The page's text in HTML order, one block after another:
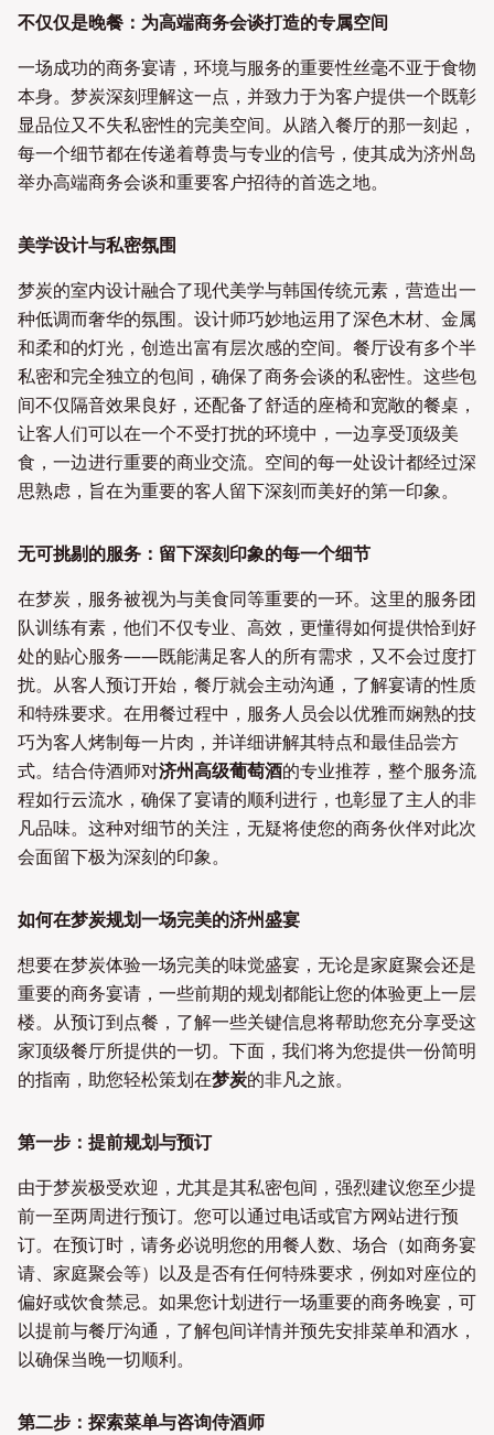
不仅仅是晚餐：为高端商务会谈打造的专属空间
一场成功的商务宴请，环境与服务的重要性丝毫不亚于食物
本身。梦炭深刻理解这一点，并致力于为客户提供一个既彰
显品位又不失私密性的完美空间。从踏入餐厅的那一刻起，
每一个细节都在传递着尊贵与专业的信号，使其成为济州岛
举办高端商务会谈和重要客户招待的首选之地。
美学设计与私密氛围
梦炭的室内设计融合了现代美学与韩国传统元素，营造出一
种低调而奢华的氛围。设计师巧妙地运用了深色木材、金属
和柔和的灯光，创造出富有层次感的空间。餐厅设有多个半
私密和完全独立的包间，确保了商务会谈的私密性。这些包
间不仅隔音效果良好，还配备了舒适的座椅和宽敞的餐桌，
让客人们可以在一个不受打扰的环境中，一边享受顶级美
食，一边进行重要的商业交流。空间的每一处设计都经过深
思熟虑，旨在为重要的客人留下深刻而美好的第一印象。
无可挑剔的服务：留下深刻印象的每一个细节
在梦炭，服务被视为与美食同等重要的一环。这里的服务团
队训练有素，他们不仅专业、高效，更懂得如何提供恰到好
处的贴心服务——既能满足客人的所有需求，又不会过度打
扰。从客人预订开始，餐厅就会主动沟通，了解宴请的性质
和特殊要求。在用餐过程中，服务人员会以优雅而娴熟的技
巧为客人烤制每一片肉，并详细讲解其特点和最佳品尝方
式。结合侍酒师对济州高级葡萄酒的专业推荐，整个服务流
程如行云流水，确保了宴请的顺利进行，也彰显了主人的非
凡品味。这种对细节的关注，无疑将使您的商务伙伴对此次
会面留下极为深刻的印象。
如何在梦炭规划一场完美的济州盛宴
想要在梦炭体验一场完美的味觉盛宴，无论是家庭聚会还是
重要的商务宴请，一些前期的规划都能让您的体验更上一层
楼。从预订到点餐，了解一些关键信息将帮助您充分享受这
家顶级餐厅所提供的一切。下面，我们将为您提供一份简明
的指南，助您轻松策划在梦炭的非凡之旅。
第一步：提前规划与预订
由于梦炭极受欢迎，尤其是其私密包间，强烈建议您至少提
前一至两周进行预订。您可以通过电话或官方网站进行预
订。在预订时，请务必说明您的用餐人数、场合（如商务宴
请、家庭聚会等）以及是否有任何特殊要求，例如对座位的
偏好或饮食禁忌。如果您计划进行一场重要的商务晚宴，可
以提前与餐厅沟通，了解包间详情并预先安排菜单和酒水，
以确保当晚一切顺利。
第二步：探索菜单与咨询侍酒师